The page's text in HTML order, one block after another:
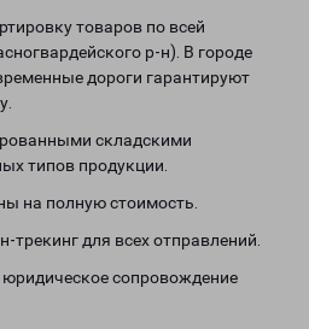
товаров по всей
р-н). В городе
дороги гарантируют
складскими
типов продукции.
на полную стоимость.
трекинг для всех отправлений.
сопровождение